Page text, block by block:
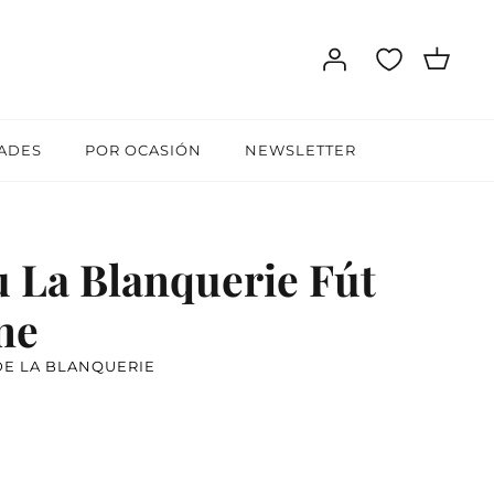
POR OCASIÓN NEWSLETTER
La Blanquerie Fút
LA BLANQUERIE